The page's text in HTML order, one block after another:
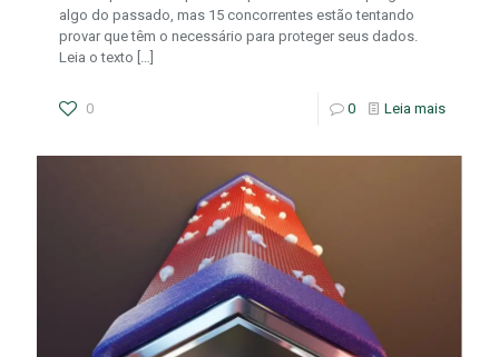
algo do passado, mas 15 concorrentes estão tentando
provar que têm o necessário para proteger seus dados.
Leia o texto […]
0 0 Leia mais